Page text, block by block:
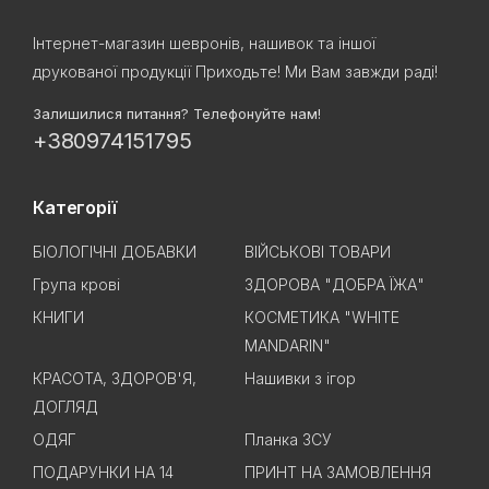
Інтернет-магазин шевронів, нашивок та іншої
друкованої продукції Приходьте! Ми Вам завжди раді!
Залишилися питання? Телефонуйте нам!
+380974151795
Категорії
БІОЛОГІЧНІ ДОБАВКИ
ВІЙСЬКОВІ ТОВАРИ
Група крові
ЗДОРОВА "ДОБРА ЇЖА"
КНИГИ
КОСМЕТИКА "WHITE
MANDARIN"
КРАСОТА, ЗДОРОВ'Я,
ДОГЛЯД
Нашивки з ігор
ОДЯГ
Планка ЗСУ
ПОДАРУНКИ НА 14
ПРИНТ НА ЗАМОВЛЕННЯ